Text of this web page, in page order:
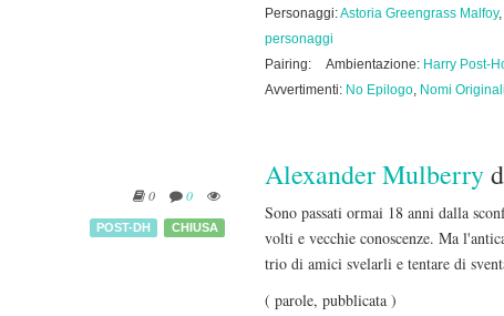
Personaggi:Astoria Greengrass Malfoy,
personaggi
Pairing:
Ambientazione: Harry Post-
Avvertimenti: No Epilogo, Nomi Originali
0 0
POST-DH CHIUSA
Alexander Mulberry
Sono passati ormai 18 anni dalla
volti e vecchie conoscenze. Ma
trio di amici svelarli e tentare di
( parole, pubblicata )